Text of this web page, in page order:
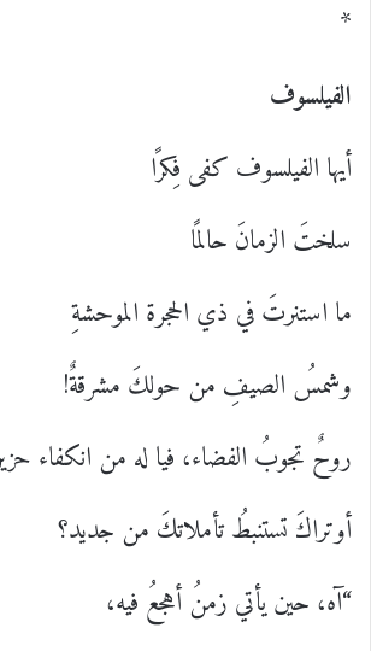
*
الفيلسوف
أيها الفيلسوف كفى فِكرًا
سلختَ الزمانَ حالمًا
ما استنرتَ في ذي الحجرة الموحشةِ
وشمسُ الصيفِ من حولكَ مشرقةٌ!
روحٌ تجوبُ الفضاء، فيا له من انكفاء
أوتراكَ تستنبطُ تأملاتكَ من جديد؟
“آه، حين يأتي زمنُ أهجعُ فيه،